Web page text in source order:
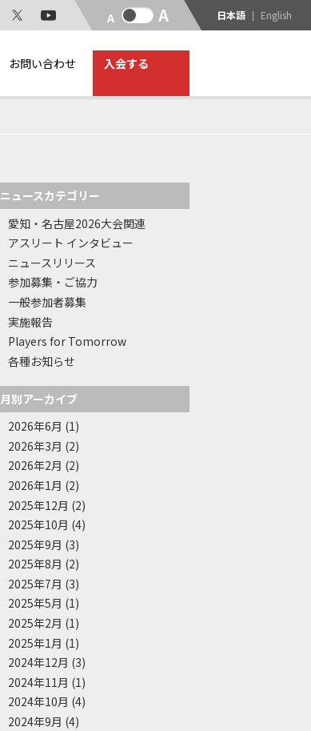
お問い合わせ 入会する
日本語 English
ニュースカテゴリー
愛知・名古屋2026大会関連
アスリート インタビュー
ニュースリリース
参加募集・ご協力
一般参加者募集
実施報告
Players for Tomorrow
各種お知らせ
月別アーカイブ
2026年6月 (1)
2026年3月 (2)
2026年2月 (2)
2026年1月 (2)
2025年12月 (2)
2025年10月 (4)
2025年9月 (3)
2025年8月 (2)
2025年7月 (3)
2025年5月 (1)
2025年2月 (1)
2025年1月 (1)
2024年12月 (3)
2024年11月 (1)
2024年10月 (4)
2024年9月 (4)